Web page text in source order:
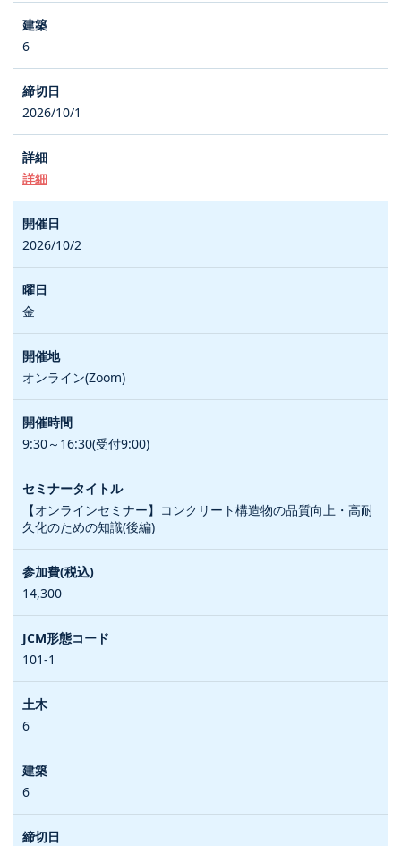
6
2026/10/1
詳細
2026/10/2
金
オンライン(Zoom)
9:30～16:30(受付9:00)
【オンラインセミナー】コンクリート構造物の品質向上・高耐
久化のための知識(後編)
14,300
101-1
6
6